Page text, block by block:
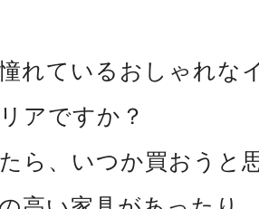
れているおしゃれな
アですか？
ら、いつか買おうと